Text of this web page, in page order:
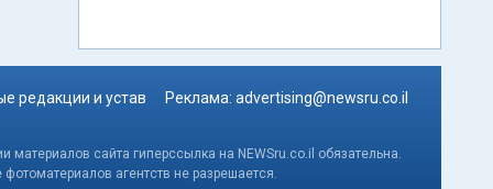
редакции и устав Реклама: advertising@newsru.co.il
сайта гиперссылка на NEWSru.co.il обязательна.
агентств не разрешается.